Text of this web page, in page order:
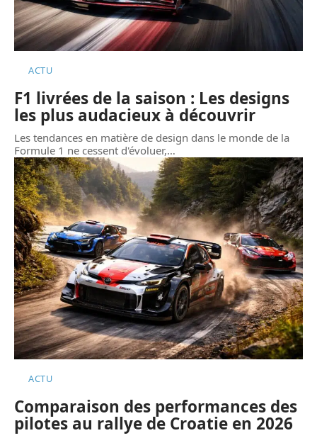
ACTU
F1 livrées de la saison : Les designs
les plus audacieux à découvrir
Les tendances en matière de design dans le monde de la
Formule 1 ne cessent d'évoluer,…
ACTU
Comparaison des performances des
pilotes au rallye de Croatie en 2026